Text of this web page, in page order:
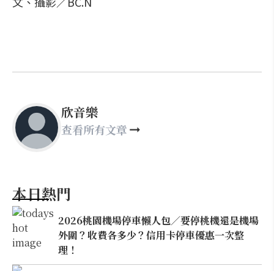
欣音樂
查看所有文章
本日熱門
2026桃園機場停車懶人包／要停桃機還是機場
外圍？收費各多少？信用卡停車優惠一次整
理！